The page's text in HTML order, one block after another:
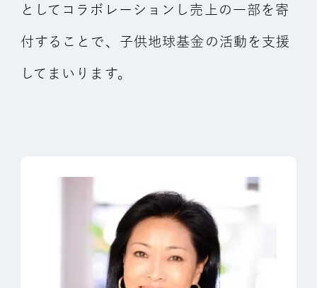
としてコラボレーションし売上の一部を寄
付することで、子供地球基金の活動を支援
してまいります。